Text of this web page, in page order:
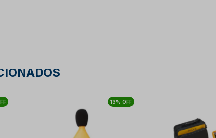
13% OFF